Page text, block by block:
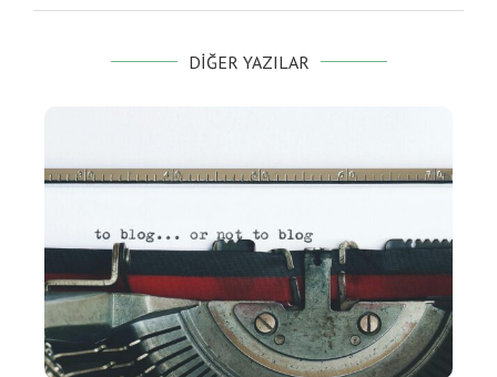
DIĞER YAZILAR